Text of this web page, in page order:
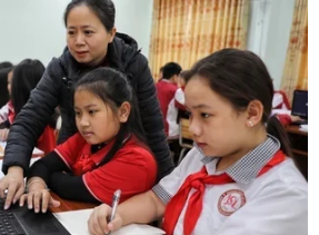
giao khoa học-
trụ cột mới của
Xem thêm